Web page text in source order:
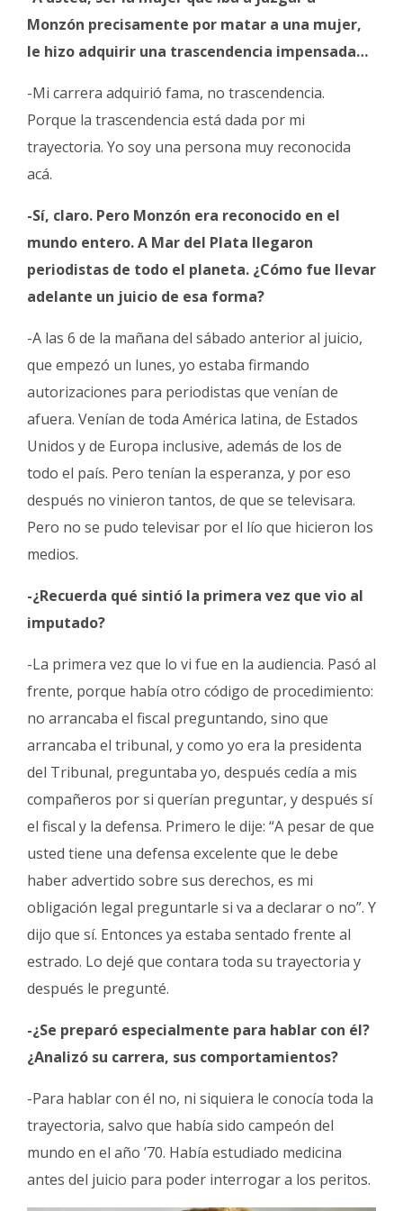
Monzón precisamente por matar a una mujer,
le hizo adquirir una trascendencia impensada…
-Mi carrera adquirió fama, no trascendencia.
Porque la trascendencia está dada por mi
trayectoria. Yo soy una persona muy reconocida
acá.
-Sí, claro. Pero Monzón era reconocido en el
mundo entero. A Mar del Plata llegaron
periodistas de todo el planeta. ¿Cómo fue llevar
adelante un juicio de esa forma?
-A las 6 de la mañana del sábado anterior al juicio,
que empezó un lunes, yo estaba firmando
autorizaciones para periodistas que venían de
afuera. Venían de toda América latina, de Estados
Unidos y de Europa inclusive, además de los de
todo el país. Pero tenían la esperanza, y por eso
después no vinieron tantos, de que se televisara.
Pero no se pudo televisar por el lío que hicieron los
medios.
-¿Recuerda qué sintió la primera vez que vio al
imputado?
-La primera vez que lo vi fue en la audiencia. Pasó al
frente, porque había otro código de procedimiento:
no arrancaba el fiscal preguntando, sino que
arrancaba el tribunal, y como yo era la presidenta
del Tribunal, preguntaba yo, después cedía a mis
compañeros por si querían preguntar, y después sí
el fiscal y la defensa. Primero le dije: “A pesar de que
usted tiene una defensa excelente que le debe
haber advertido sobre sus derechos, es mi
obligación legal preguntarle si va a declarar o no”. Y
dijo que sí. Entonces ya estaba sentado frente al
estrado. Lo dejé que contara toda su trayectoria y
después le pregunté.
-¿Se preparó especialmente para hablar con él?
¿Analizó su carrera, sus comportamientos?
-Para hablar con él no, ni siquiera le conocía toda la
trayectoria, salvo que había sido campeón del
mundo en el año ’70. Había estudiado medicina
antes del juicio para poder interrogar a los peritos.